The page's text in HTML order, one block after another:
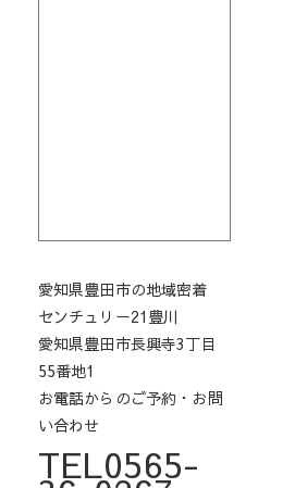
愛知県豊田市の地域密着
センチュリー21豊川
愛知県豊田市長興寺3丁目
55番地1
お電話からのご予約・お問
い合わせ
TEL0565-